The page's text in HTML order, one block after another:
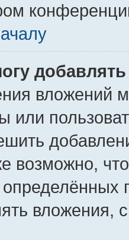
вложений
или
возможно,
вложения,